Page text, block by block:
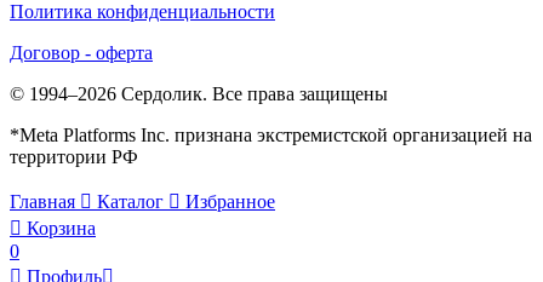
Политика конфиденциальности
Договор - оферта
© 1994–2026 Сердолик. Все права защищены
*Meta Platforms Inc. признана экстремистской организацией на
территории РФ
Главная  Каталог  Избранное
 Корзина
0
 Профиль